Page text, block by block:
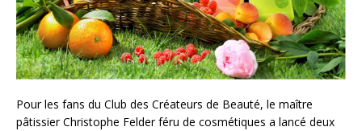
Pour les fans du Club des Créateurs de Beauté, le maître
pâtissier Christophe Felder féru de cosmétiques a lancé deux